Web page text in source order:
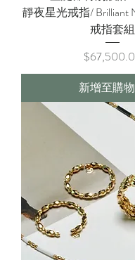
靜夜星光戒指/ Brilliant
戒指套組
價格
新增至購